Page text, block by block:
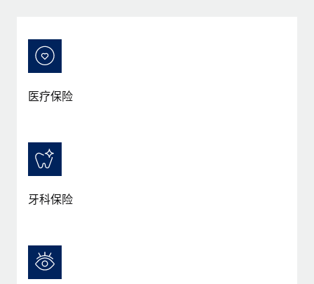
咨询专家
获得全球人力资源与合规方面的专家帮助
简化候选人筛选流程
防范合规风险
在全球范围内配置和跟踪 IT 设备
快速建立合规实体
人员调配与搬迁
集成与人工智能自动化咨询
At a glance Discover the evolution of TheyDo, a pioneering
journey management platform that has...
了解更多
Reverse Tech's strategic partnership with
Remote for contractor management and
洞察中心
获得支持
查看全部资源
博客
EOR compliance
了解更多
医疗保险
牙科保险